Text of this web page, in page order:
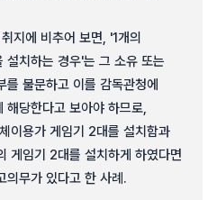
지에 비추어 보면, '1개의
설치하는 경우'는 그 소유 또는
불문하고 이를 감독관청에
해당한다고 보아야 하므로,
이용가 게임기 2대를 설치함과
게임기 2대를 설치하게 하였다면
의무가 있다고 한 사례.